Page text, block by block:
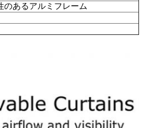
のあるアルミフレーム